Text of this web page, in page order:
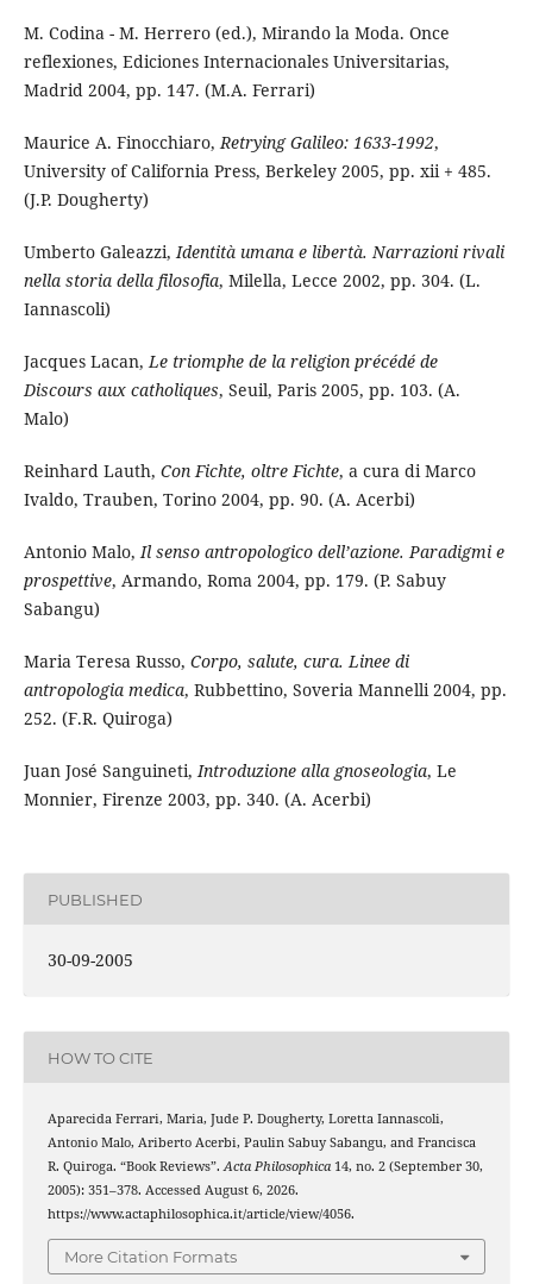
M. Codina - M. Herrero (ed.), Mirando la Moda. Once
reflexiones, Ediciones Internacionales Universitarias,
Madrid 2004, pp. 147. (M.A. Ferrari)
Maurice A. Finocchiaro,Retrying Galileo: 1633-1992,
University of California Press, Berkeley 2005, pp. xii + 485.
(J.P. Dougherty)
Umberto Galeazzi,Identità umana e libertà. Narrazioni rivali
nella storia della filosofia, Milella, Lecce 2002, pp. 304. (L.
Iannascoli)
Jacques Lacan,Le triomphe de la religion précédé de
Discours aux catholiques, Seuil, Paris 2005, pp. 103. (A.
Malo)
Reinhard Lauth, Con Fichte, oltre Fichte, a cura di Marco
Ivaldo, Trauben, Torino 2004, pp. 90. (A. Acerbi)
Antonio Malo,Il senso antropologico dell’azione. Paradigmi e
prospettive, Armando, Roma 2004, pp. 179. (P. Sabuy
Sabangu)
Maria Teresa Russo, Corpo, salute, cura. Linee di
antropologia medica, Rubbettino, Soveria Mannelli 2004, pp.
252. (F.R. Quiroga)
Juan José Sanguineti,Introduzione alla gnoseologia, Le
Monnier, Firenze 2003, pp. 340. (A. Acerbi)
PUBLISHED
30-09-2005
HOW TO CITE
Aparecida Ferrari, Maria, Jude P. Dougherty, Loretta Iannascoli,
Antonio Malo, Ariberto Acerbi, Paulin Sabuy Sabangu, and Francisca
R. Quiroga. “Book Reviews”.Acta Philosophica14, no. 2 (September 30,
2005): 351–378. Accessed August 6, 2026.
https://www.actaphilosophica.it/article/view/4056.
More Citation Formats